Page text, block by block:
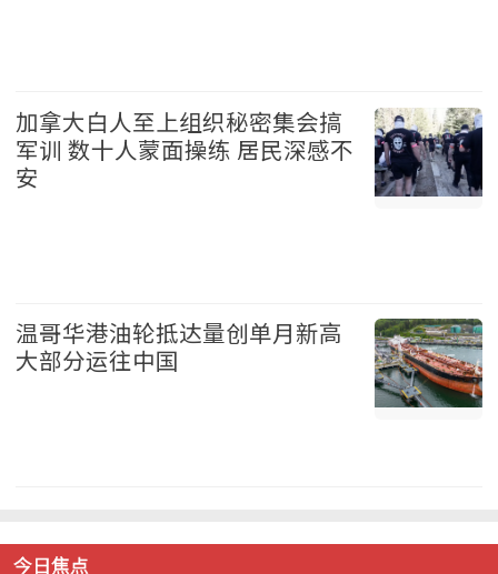
加拿大白人至上组织秘密集会搞
军训 数十人蒙面操练 居民深感不
安
温哥华港油轮抵达量创单月新高
大部分运往中国
今日焦点